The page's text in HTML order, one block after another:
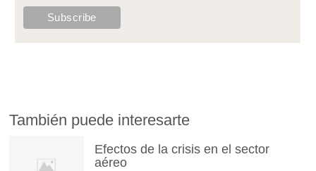
También puede interesarte
Efectos de la crisis en el sector
aéreo